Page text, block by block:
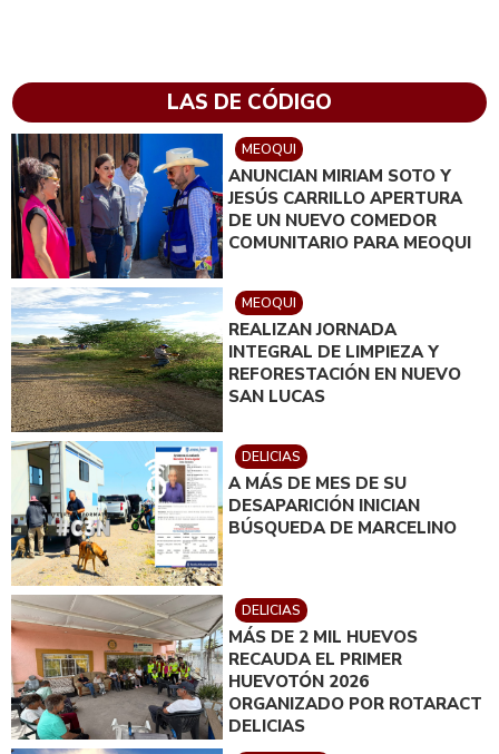
LAS DE CÓDIGO
MEOQUI
ANUNCIAN MIRIAM SOTO Y
JESÚS CARRILLO APERTURA
DE UN NUEVO COMEDOR
COMUNITARIO PARA MEOQUI
MEOQUI
REALIZAN JORNADA
INTEGRAL DE LIMPIEZA Y
REFORESTACIÓN EN NUEVO
SAN LUCAS
DELICIAS
A MÁS DE MES DE SU
DESAPARICIÓN INICIAN
BÚSQUEDA DE MARCELINO
DELICIAS
MÁS DE 2 MIL HUEVOS
RECAUDA EL PRIMER
HUEVOTÓN 2026
ORGANIZADO POR ROTARACT
DELICIAS